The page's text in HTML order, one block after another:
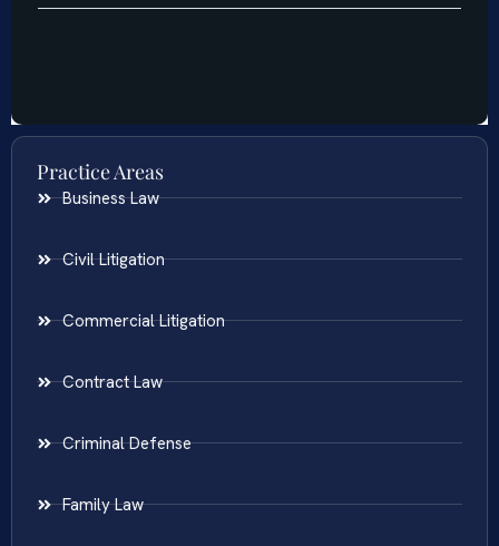
Practice Areas
Business Law
Civil Litigation
Commercial Litigation
Contract Law
Criminal Defense
Family Law